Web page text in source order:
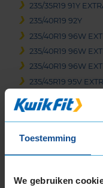
Toestemming
We gebruiken
235/35R19 91Y
235/40R19 92Y
235/40R19 96W
235/40R19 96W
235/40R19 96W
235/45R19 95V
235/45R19 95W
235/45R19 99Y
235/50R19 99T
235/55R19 101T